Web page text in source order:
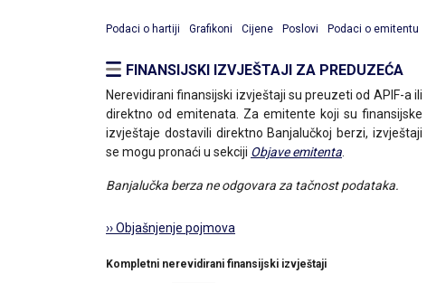
Podaci o hartiji Grafikoni Cijene Poslovi Podaci o emitentu
FINANSIJSKI IZVJEŠTAJI ZA PREDUZEĆA
Nerevidirani finansijski izvještaji su preuzeti od APIF-a ili
direktno od emitenata. Za emitente koji su finansijske
izvještaje dostavili direktno Banjalučkoj berzi, izvještaji
se mogu pronaći u sekciji Objave emitenta.
Banjalučka berza ne odgovara za tačnost podataka.
›› Objašnjenje pojmova
Kompletni nerevidirani finansijski izvještaji